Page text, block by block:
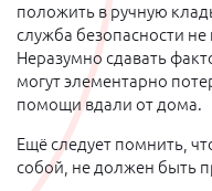
положить в ручную
служба безопасности
Неразумно сдавать
могут элементарно
помощи вдали от дома.
Ещё следует помнить,
собой, не должен быть